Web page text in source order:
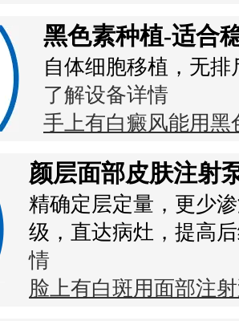
黑色素种植-适合
自体细胞移植，无
了解设备详情
手上有白癜风能用黑
颜层面部皮肤注射
精确定层定量，更少
级，直达病灶，提高
情
脸上有白斑用面部注